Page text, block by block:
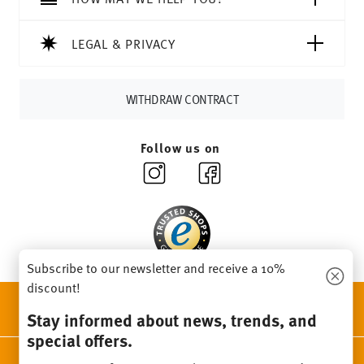
Delivery time: 3-5 working days for delivery within
Germany for items in stock. You can view delivery times to
For returns, please use ourreturns service
LEGAL & PRIVACY
WITHDRAW CONTRACT
Follow us on
Beauty & functionality for your home
Subscribe to our newsletter and receive a 10%
discount!
Stay informed about news, trends, and
special offers.